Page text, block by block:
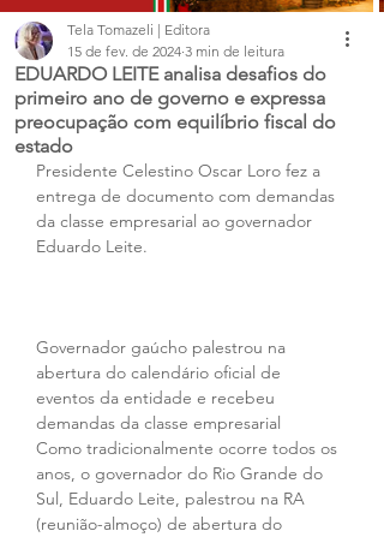
EDUARDO LEITE analisa desafios do
primeiro ano de governo e expressa
preocupação com equilíbrio fiscal do
estado
Tela Tomazeli | Editora
15 de fev. de 2024 3 min de leitura
Presidente Celestino Oscar Loro fez a
entrega de documento com demandas
da classe empresarial ao governador
Eduardo Leite.
Governador gaúcho palestrou na
abertura do calendário oficial de
eventos da entidade e recebeu
demandas da classe empresarial
Como tradicionalmente ocorre todos os
anos, o governador do Rio Grande do
Sul, Eduardo Leite, palestrou na RA
(reunião-almoço) de abertura do